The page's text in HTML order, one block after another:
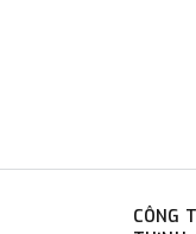
CÔNG